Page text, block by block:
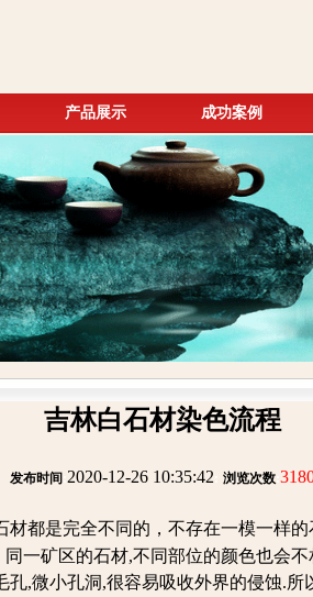
产品展示 成功案例
吉林白石材染色流程
发布时间 2020-12-26 10:35:42: 浏览次数:
材都是完全不同的，不存在一模一样
一矿区的石材,不同部位的颜色也会
孔,微小孔洞,很容易吸收外界的侵蚀.所